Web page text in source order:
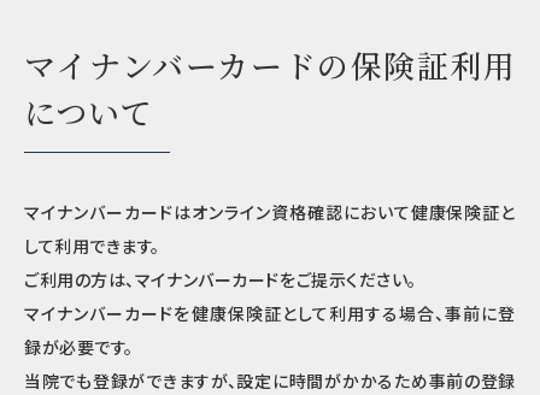
マイナンバーカードの保険証利用
について
マイナンバーカードはオンライン資格確認において健康保険証と
して利用できます。
ご利用の方は、マイナンバーカードをご提示ください。
マイナンバーカードを健康保険証として利用する場合、事前に登
録が必要です。
当院でも登録ができますが、設定に時間がかかるため事前の登録